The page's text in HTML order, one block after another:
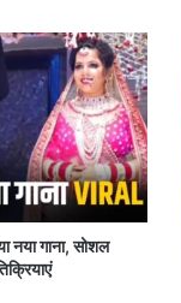
नया गाना, सोशल